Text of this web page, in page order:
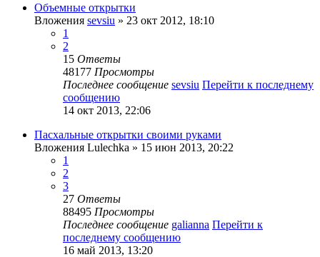
Объемные открытки
Вложения sevsiu » 23 окт 2012, 18:10
1
2
15 Ответы
48177 Просмотры
Последнее сообщение sevsiu Перейти к последнему
сообщению
14 окт 2013, 22:06
Пасхальные открытки своими руками
Вложения Lulechka » 15 июн 2013, 20:22
1
2
3
27 Ответы
88495 Просмотры
Последнее сообщение galianna Перейти к
последнему сообщению
16 май 2013, 13:20